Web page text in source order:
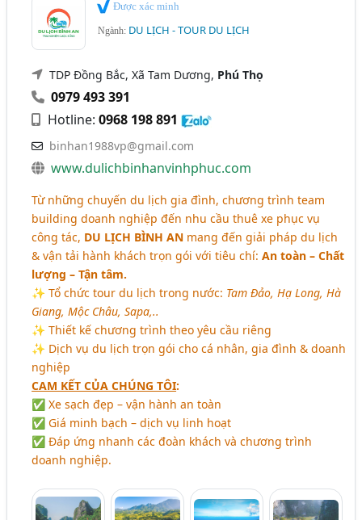
Du Lịch Mạo Hiểm (10)
Ngành xem thêm
Khách Sạn (3070)
Du Lịch - Công Ty Du Lịch Và Đại Lý (2537)
Du Lịch - Các Dịch Vụ (1096)
Phú Thọ
Phú Yên Quảng Ninh
Thừa Thiên Huế
Vĩnh Phúc
Đắk Lắk
Bắc Giang Bình Định
Cà Mau
Gia Lai Hà Nam
Hậu Giang
Kiên Giang Long An
Ninh Thuận
Quảng Bình
Quảng Nam
Quảng Ngãi
Sóc Trăng
Tây Ninh
Tiền Giang
Được xác minh
Ngành: DU LỊCH - TOUR DU LỊCH
TDP Đồng Bắc, Xã Tam Dương, Phú Thọ
0979 493 391
Hotline:0968 198 891
binhan1988vp@gmail.com
www.dulichbinhanvinhphuc.com
Từ những chuyến du lịch gia đình, chương trình team
building doanh nghiệp đến nhu cầu thuê xe phục vụ
công tác, DU LỊCH BÌNH AN mang đến giải pháp du lịch
& vận tải hành khách trọn gói với tiêu chí:An toàn – Chất
lượng – Tận tâm.
✨ Tổ chức tour du lịch trong nước: Tam Đảo, Hạ Long, Hà
Giang, Mộc Châu, Sapa,..
✨ Thiết kế chương trình theo yêu cầu riêng
✨ Dịch vụ du lịch trọn gói cho cá nhân, gia đình & doanh
nghiệp
CAM KẾT CỦA CHÚNG TÔI:
✅ Xe sạch đẹp – vận hành an toàn
✅ Giá minh bạch – dịch vụ linh hoạt
✅ Đáp ứng nhanh các đoàn khách và chương trình
doanh nghiệp.